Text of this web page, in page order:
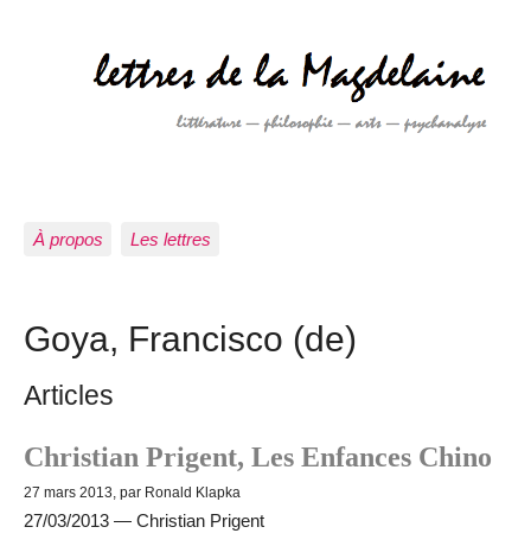
À propos Les lettres
Goya, Francisco (de)
Articles
Christian Prigent, Les Enfances Chino
27 mars 2013, par Ronald Klapka
27/03/2013 — Christian Prigent